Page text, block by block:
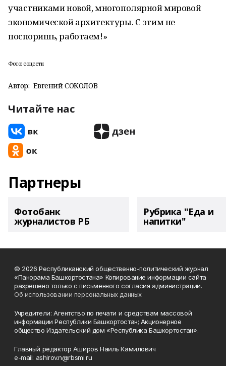
участниками новой, многополярной мировой
экономической архитектуры. С этим не
поспоришь, работаем!»
Фото: соцсети
Автор: Евгений СОКОЛОВ
Читайте нас
Партнеры
Фотобанк
журналистов РБ
Рубрика "Еда и
напитки"
© 2026 Республиканский общественно-политический журнал
«Панорама Башкортостана» Копирование информации сайта
разрешено только с письменного согласия администрации.
Об использовании персональных данных
Учредители: Агентство по печати и средствам массовой
информации Республики Башкортостан; Акционерное
общество Издательский дом «Республика Башкортостан».
Главный редактор Аширов Наиль Камилович
e-mail: ashirov.n@rbsmi.ru